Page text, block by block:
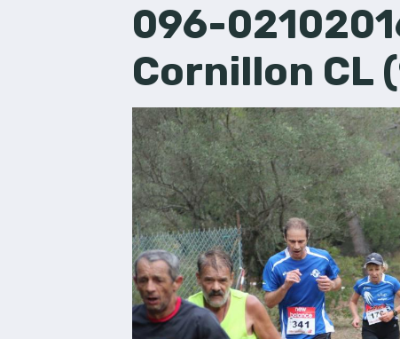
096-
Cornillon CL